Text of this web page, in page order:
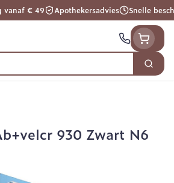
vanaf € 49 Apothekersadvies Snelle
Zoek
930 Zwart N6